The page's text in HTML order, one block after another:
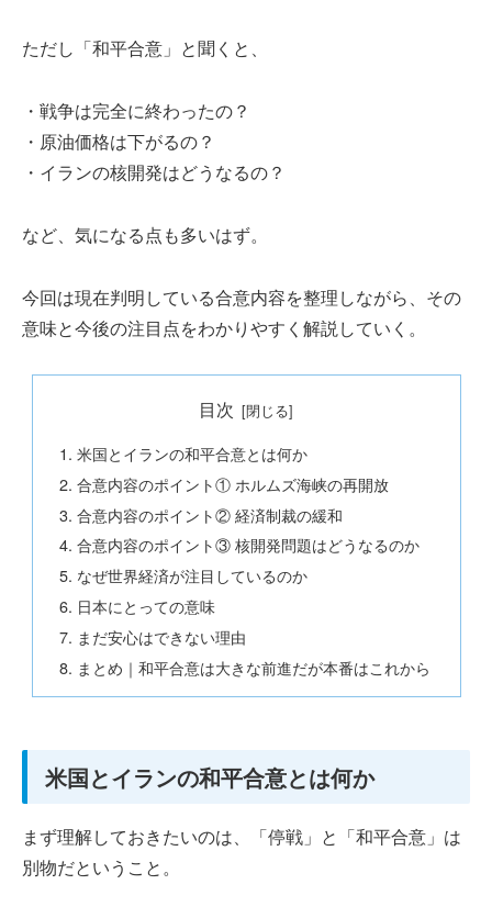
ただし「和平合意」と聞くと、
・戦争は完全に終わったの？
・原油価格は下がるの？
・イランの核開発はどうなるの？
など、気になる点も多いはず。
今回は現在判明している合意内容を整理しながら、その
意味と今後の注目点をわかりやすく解説していく。
目次
米国とイランの和平合意とは何か
合意内容のポイント① ホルムズ海峡の再開放
合意内容のポイント② 経済制裁の緩和
合意内容のポイント③ 核開発問題はどうなるのか
なぜ世界経済が注目しているのか
日本にとっての意味
まだ安心はできない理由
まとめ｜和平合意は大きな前進だが本番はこれから
米国とイランの和平合意とは何か
まず理解しておきたいのは、「停戦」と「和平合意」は
別物だということ。